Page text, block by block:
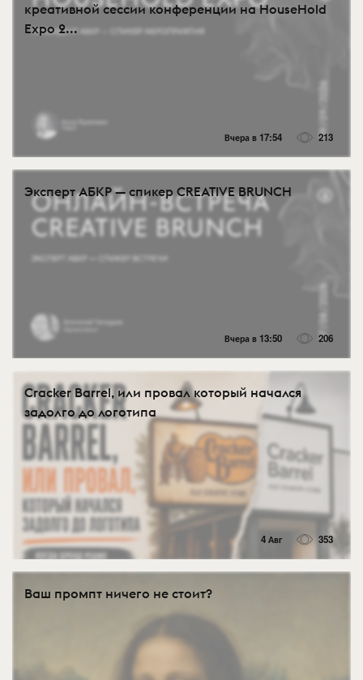
креативной сессии конференции на HouseHold
Expo 2...
Вчера в 17:54 213
Эксперт АБКР — спикер CREATIVE BRUNCH
Вчера в 13:50 206
Cracker Barrel, или провал который начался
задолго до логотипа
4 Авг 353
Ваш промпт ничего не стоит?